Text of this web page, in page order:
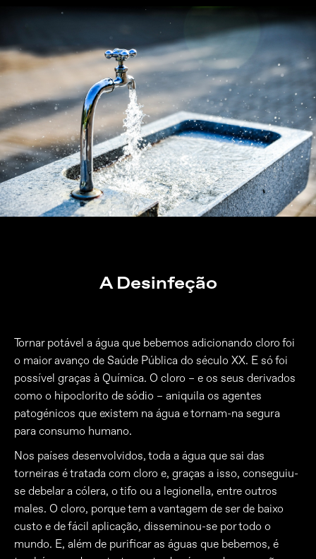
A Desinfeção
Tornar potável a água que bebemos adicionando cloro foi
o maior avanço de Saúde Pública do século XX. E só foi
possível graças à Química. O cloro – e os seus derivados
como o hipoclorito de sódio – aniquila os agentes
patogénicos que existem na água e tornam-na segura
para consumo humano.
Nos países desenvolvidos, toda a água que sai das
torneiras é tratada com cloro e, graças a isso, conseguiu-
se debelar a cólera, o tifo ou a legionella, entre outros
males. O cloro, porque tem a vantagem de ser de baixo
custo e de fácil aplicação, disseminou-se por todo o
mundo. E, além de purificar as águas que bebemos, é